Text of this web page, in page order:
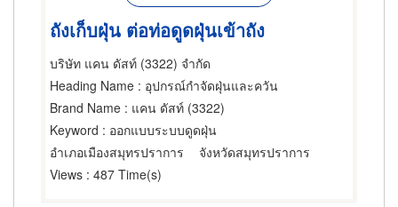
ถังเก็บฝุ่น ต่อท่อดูดฝุ่นเข้าถัง
บริษัท แคน ดัสท์ (3322) จำกัด
Heading Name : อุปกรณ์กำจัดฝุ่นและควัน
Brand Name : แคน ดัสท์ (3322)
Keyword : ออกแบบระบบดูดฝุ่น
อำเภอเมืองสมุทรปราการ
จังหวัดสมุทรปราการ
Views : 487 Time(s)